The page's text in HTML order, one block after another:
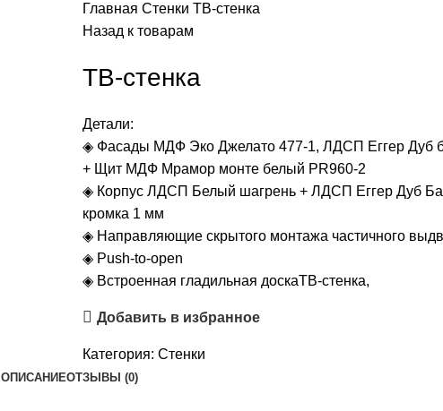
Главная Стенки ТВ-стенка
Назад к товарам
ТВ-стенка
Детали:
◈ Фасады МДФ Эко Джелато 477-1, ЛДСП Еггер Дуб
+ Щит МДФ Мрамор монте белый PR960-2
◈ Корпус ЛДСП Белый шагрень + ЛДСП Еггер Дуб
кромка 1 мм
◈ Направляющие скрытого монтажа частичного
◈ Push-to-open
◈ Встроенная гладильная доскаТВ-стенка,
Добавить в избранное
Категория: Стенки
ОПИСАНИЕОТЗЫВЫ (0)